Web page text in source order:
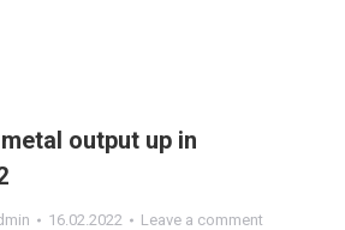
output up in
16.02.2022 Leave a comment